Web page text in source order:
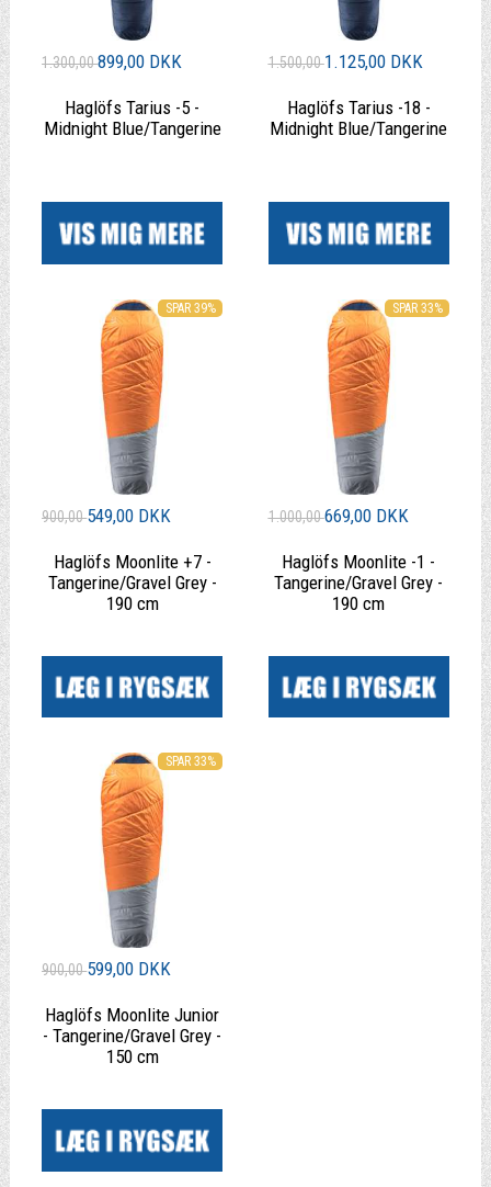
1.300,00899,00 DKK
Haglöfs Tarius -5 -
Midnight Blue/Tangerine
1.500,001.125,00 DKK
Haglöfs Tarius -18 -
Midnight Blue/Tangerine
SPAR 39%
900,00549,00 DKK
Haglöfs Moonlite +7 -
Tangerine/Gravel Grey -
190 cm
SPAR 33%
1.000,00669,00 DKK
Haglöfs Moonlite -1 -
Tangerine/Gravel Grey -
190 cm
SPAR 33%
900,00599,00 DKK
Haglöfs Moonlite Junior
- Tangerine/Gravel Grey -
150 cm